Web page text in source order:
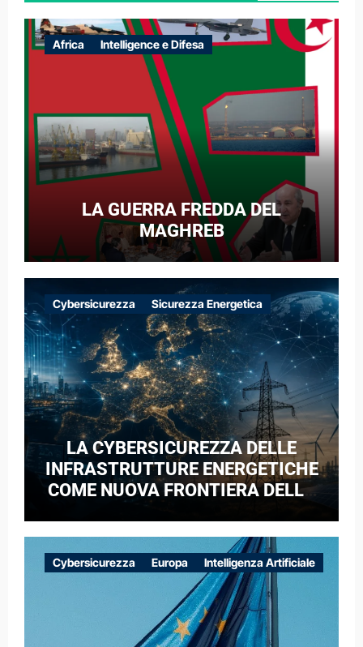
Africa Intelligence e Difesa
LA GUERRA FREDDA DEL
MAGHREB
Cybersicurezza Sicurezza Energetica
LA CYBERSICUREZZA DELLE
INFRASTRUTTURE ENERGETICHE
COME NUOVA FRONTIERA DELLA
CASO DELLE RETI ELETTRICHE
EUROPEE NEL CONTESTO DELLA
GUERRA IBRIDA
Cybersicurezza Europa Intelligenza Artificiale